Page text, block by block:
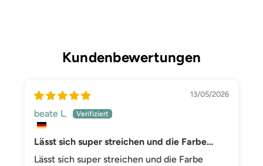
Kundenbewertungen
13/05/2026
beate L.
Lässt sich super streichen und die Farbe
gefällt uns sehr gut
Lässt sich super streichen und die Farbe